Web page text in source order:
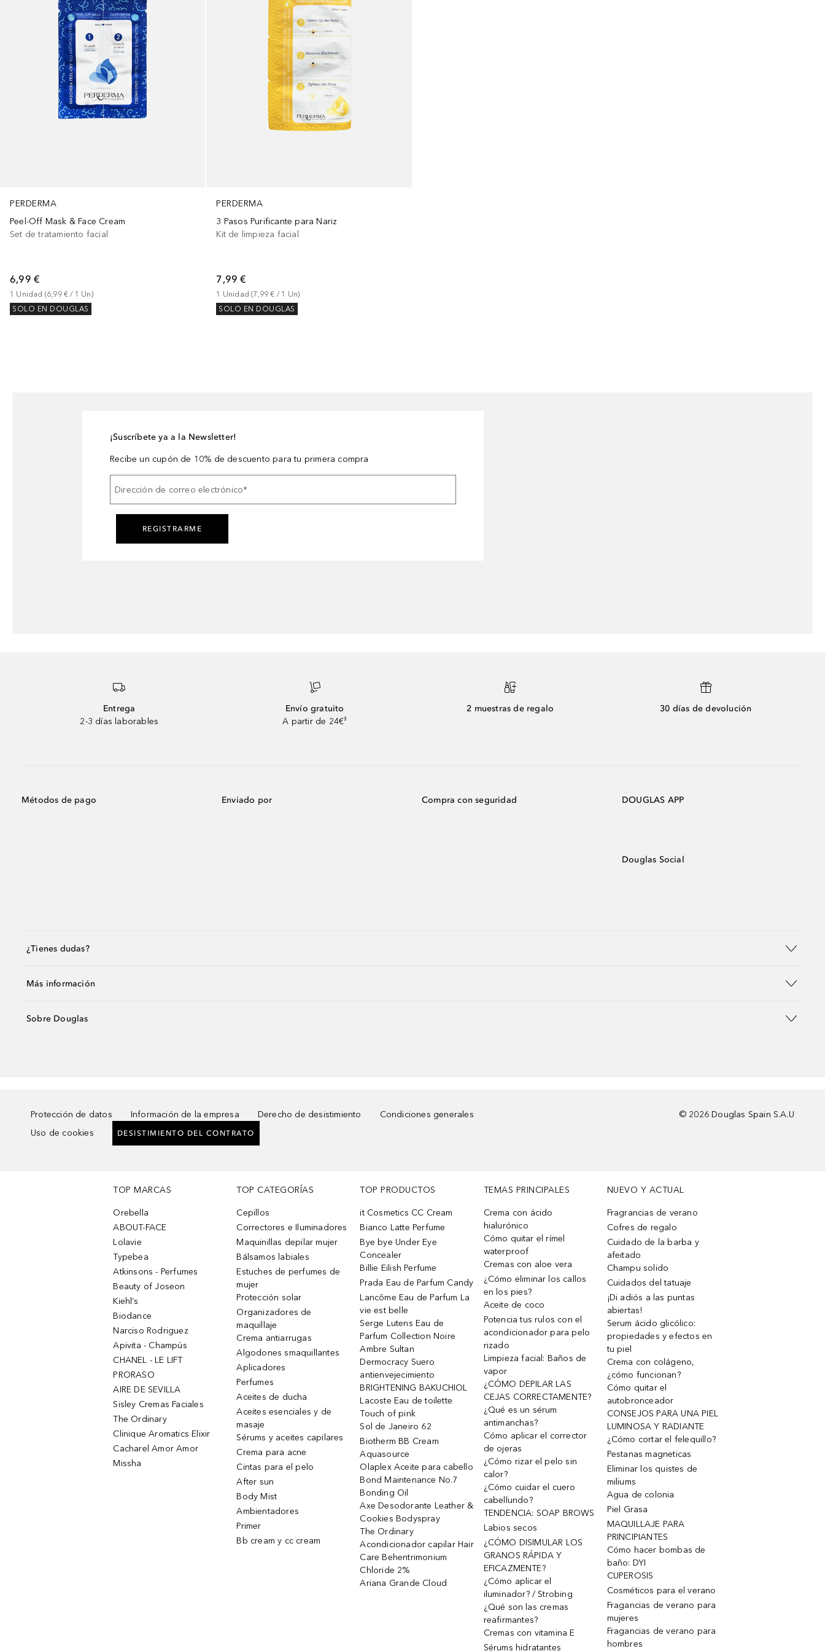
PERDERMA
Peel-Off Mask & Face Cream
Set de tratamiento facial
6,99 €
1 Unidad (6,99 € / 1 Un)
SOLO EN DOUGLAS
PERDERMA
3 Pasos Purificante para Nariz
Kit de limpieza facial
7,99 €
1 Unidad (7,99 € / 1 Un)
SOLO EN DOUGLAS
¡Suscríbete ya a la Newsletter!
Recibe un cupón de 10% de descuento para tu primera compra
Dirección de correo electrónico*
REGISTRARME
Entrega
2-3 días laborables
Envío gratuito
A partir de 24€³
2 muestras de regalo 30 días de devolución
Métodos de pago Enviado por Compra con seguridad DOUGLAS APP
Douglas Social
¿Tienes dudas?
Más información
Sobre Douglas
Protección de datos Información de la empresa Derecho de desistimiento
Condiciones generales
Uso de cookies
DESISTIMIENTO DEL CONTRATO
© 2026 Douglas Spain S.A.U
TOP MARCAS
Orebella
ABOUT-FACE
Lolavie
Typebea
Atkinsons - Perfumes
Beauty of Joseon
Kiehl’s
Biodance
Narciso Rodriguez
Apivita - Champús
CHANEL - LE LIFT
PRORASO
AIRE DE SEVILLA
Sisley Cremas Faciales
The Ordinary
Clinique Aromatics Elixir
Cacharel Amor Amor
Missha
TOP CATEGORÍAS
Cepillos
Correctores e Iluminadores
Maquinillas depilar mujer
Bálsamos labiales
Estuches de perfumes de
mujer
Protección solar
Organizadores de
maquillaje
Crema antiarrugas
Algodones smaquillantes
Aplicadores
Perfumes
Aceites de ducha
Aceites esenciales y de
masaje
Sérums y aceites capilares
Crema para acne
Cintas para el pelo
After sun
Body Mist
Ambientadores
Primer
Bb cream y cc cream
TOP PRODUCTOS
it Cosmetics CC Cream
Bianco Latte Perfume
Bye bye Under Eye
Concealer
Billie Eilish Perfume
Prada Eau de Parfum Candy
Lancôme Eau de Parfum La
vie est belle
Serge Lutens Eau de
Parfum Collection Noire
Ambre Sultan
Dermocracy Suero
antienvejecimiento
BRIGHTENING BAKUCHIOL
Lacoste Eau de toilette
Touch of pink
Sol de Janeiro 62
Biotherm BB Cream
Aquasource
Olaplex Aceite para cabello
Bond Maintenance No.7
Bonding Oil
Axe Desodorante Leather &
Cookies Bodyspray
The Ordinary
Acondicionador capilar Hair
Care Behentrimonium
Chloride 2%
Ariana Grande Cloud
TEMAS PRINCIPALES
Crema con ácido
hialurónico
Cómo quitar el rímel
waterproof
Cremas con aloe vera
¿Cómo eliminar los callos
en los pies?
Aceite de coco
Potencia tus rulos con el
acondicionador para pelo
rizado
Limpieza facial: Baños de
vapor
¿CÓMO DEPILAR LAS
CEJAS CORRECTAMENTE?
¿Qué es un sérum
antimanchas?
Cómo aplicar el corrector
de ojeras
¿Cómo rizar el pelo sin
calor?
¿Cómo cuidar el cuero
cabellundo?
TENDENCIA: SOAP BROWS
Labios secos
¿CÓMO DISIMULAR LOS
GRANOS RÁPIDA Y
EFICAZMENTE?
¿Cómo aplicar el
iluminador? / Strobing
¿Qué son las cremas
reafirmantes?
Cremas con vitamina E
Sérums hidratantes
NUEVO Y ACTUAL
Fragrancias de verano
Cofres de regalo
Cuidado de la barba y
afeitado
Champu solido
Cuidados del tatuaje
¡Di adiós a las puntas
abiertas!
Serum ácido glicólico:
propiedades y efectos en
tu piel
Crema con colágeno,
¿cómo funcionan?
Cómo quitar el
autobronceador
CONSEJOS PARA UNA PIEL
LUMINOSA Y RADIANTE
¿Cómo cortar el felequillo?
Pestanas magneticas
Eliminar los quistes de
miliums
Agua de colonia
Piel Grasa
MAQUILLAJE PARA
PRINCIPIANTES
Cómo hacer bombas de
baño: DYI
CUPEROSIS
Cosméticos para el verano
Fragancias de verano para
mujeres
Fragancias de verano para
hombres